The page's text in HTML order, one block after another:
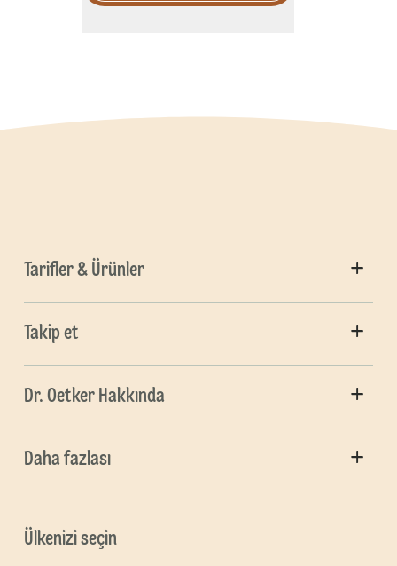
Tarifler & Ürünler
Takip et
Dr. Oetker Hakkında
Daha fazlası
Ülkenizi seçin